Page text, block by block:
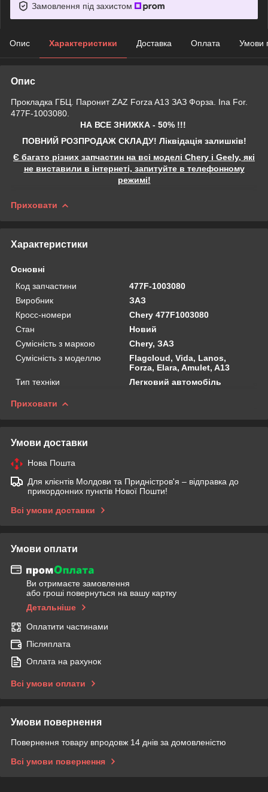
Замовлення під захистом
Опис Характеристики Доставка Оплата Умови
Опис
Прокладка ГБЦ. Паронит ZAZ Forza A13 ЗАЗ Форза. Ina For.
477F-1003080.
НА ВСЕ ЗНИЖКА - 50% !!!
ПОВНИЙ РОЗПРОДАЖ СКЛАДУ! Ліквідація залишків!
Є багато різних запчастин на всі моделі Chery і Geely, які
не виставили в інтернеті, запитуйте в телефонному
режимі!
Приховати
Характеристики
Основні
Код запчастини
477F-1003080
Виробник
ЗАЗ
Кросс-номери
Chery 477F1003080
Стан
Новий
Сумісність з маркою
Chery, ЗАЗ
Сумісність з моделлю
Flagcloud, Vida, Lanos,
Forza, Elara, Amulet, A13
Тип техніки
Легковий автомобіль
Приховати
Умови доставки
Нова Пошта
Для клієнтів Молдови та Придністров'я – відправка до
прикордонних пунктів Нової Пошти!
Всі умови доставки
Умови оплати
Ви отримаєте замовлення
або гроші повернуться на вашу картку
Детальніше
Оплатити частинами
Післяплата
Оплата на рахунок
Всі умови оплати
Умови повернення
Повернення товару впродовж 14 днів за домовленістю
Всі умови повернення